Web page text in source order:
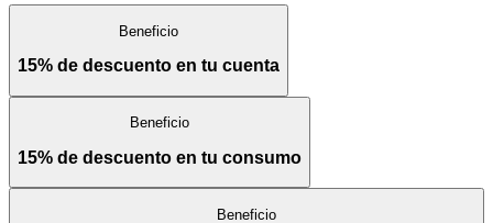
Beneficio
15% de descuento en tu cuenta
Beneficio
15% de descuento en tu consumo
Beneficio